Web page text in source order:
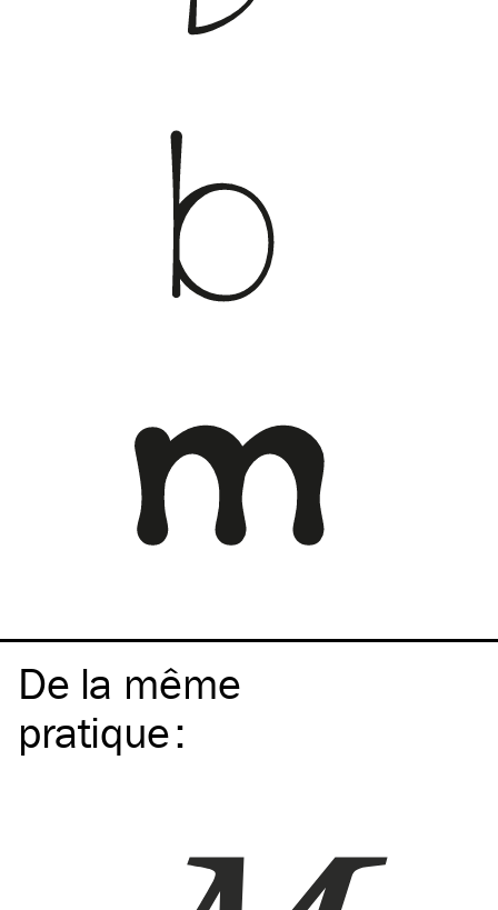
De la même
pratique: